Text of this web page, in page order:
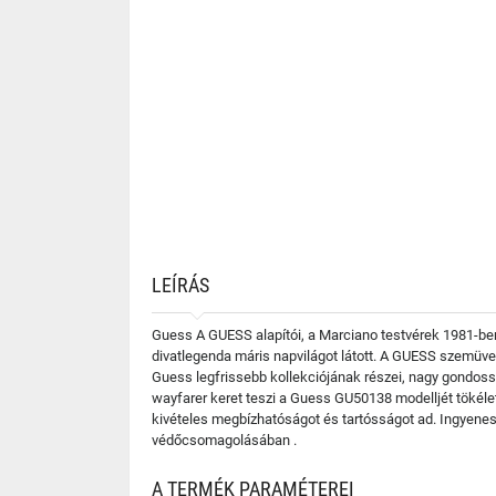
LEÍRÁS
Guess A GUESS alapítói, a Marciano testvérek 1981-
divatlegenda máris napvilágot látott. A GUESS
Guess legfrissebb kollekciójának részei, nagy
wayfarer keret teszi a Guess GU50138 modelljét
kivételes megbízhatóságot és tartósságot ad.
védőcsomagolásában .
A TERMÉK PARAMÉTEREI